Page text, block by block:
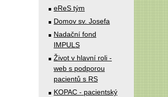
eReS tým
Domov sv. Josefa
Nadační fond
IMPULS
Život v hlavní roli -
web s podporou
pacientů s RS
KOPAC - pacientský